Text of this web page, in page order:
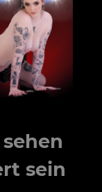
sein